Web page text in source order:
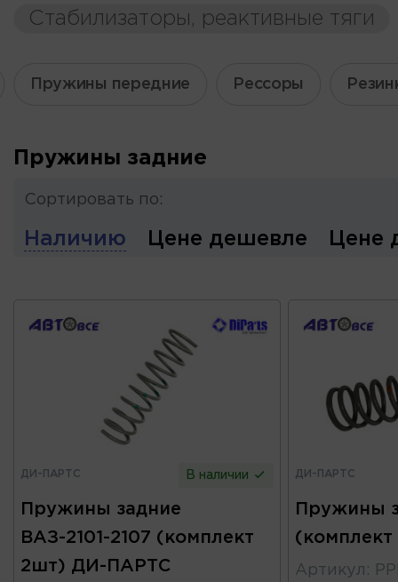
Стабилизаторы, реактивные тяги
Пружины передние Рессоры
Пружины задние
Сортировать по:
Наличию Цене дешевле Цене
ДИ-ПАРТС В наличии
Пружины задние
ВАЗ-2101-2107 (комплект
2шт) ДИ-ПАРТС
ДИ-ПАРТС
Пружины
Артикул :